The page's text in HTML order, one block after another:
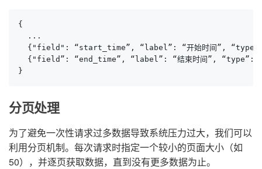
{
  ...
{"field": “start_time”, “label”: “开始时间”,
{"field”: “end_time”, “label”: “结束时间”,
}
分页处理
为了避免一次性请求过多数据导致系统压力过大，我们可以
利用分页机制。每次请求时指定一个较小的页面大小（如
50），并逐页获取数据，直到没有更多数据为止。